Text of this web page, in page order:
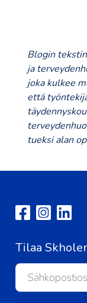
Blogin
ja
joka kulkee
että
tueksi alan
Tilaa